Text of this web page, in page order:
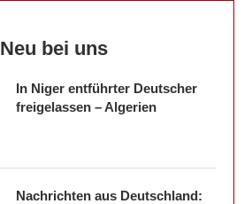
Neu bei uns
In Niger entführter Deutscher
freigelassen – Algerien
Nachrichten aus Deutschland: